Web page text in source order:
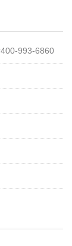
993-6860